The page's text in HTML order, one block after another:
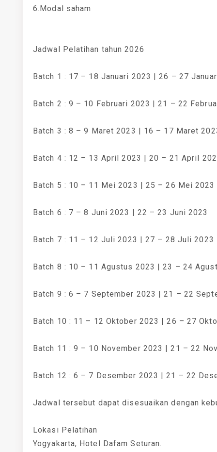
6.Modal saham
Jadwal Pelatihan tahun 2026
Batch 1 : 17 – 18 Januari 2023 | 26 – 27
Batch 2 : 9 – 10 Februari 2023 | 21 – 22
Batch 3 : 8 – 9 Maret 2023 | 16 – 17 Maret
Batch 4 : 12 – 13 April 2023 | 20 – 21 April
Batch 5 : 10 – 11 Mei 2023 | 25 – 26 Mei 2023
Batch 6 : 7 – 8 Juni 2023 | 22 – 23 Juni 2023
Batch 7 : 11 – 12 Juli 2023 | 27 – 28 Juli 2023
Batch 8 : 10 – 11 Agustus 2023 | 23 – 24
Batch 9 : 6 – 7 September 2023 | 21 – 22
Batch 10 : 11 – 12 Oktober 2023 | 26 – 27
Batch 11 : 9 – 10 November 2023 | 21 – 22
Batch 12 : 6 – 7 Desember 2023 | 21 – 22
Jadwal tersebut dapat disesuaikan dengan
Lokasi Pelatihan
Yogyakarta, Hotel Dafam Seturan.